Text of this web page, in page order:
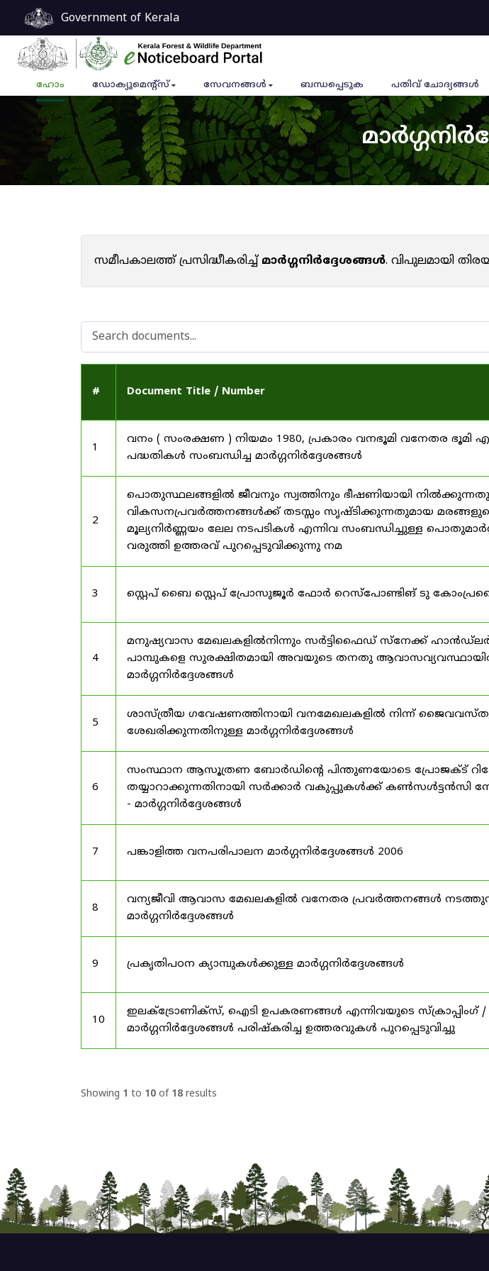
Government of Kerala
ഹോം ഡോക്യുമെൻ്റ്സ് സേവനങ്ങൾ ബന്ധപ്പെടുക പതിവ് ചോദ്യങ്ങൾ
സമീപകാലത്ത് പ്രസിദ്ധീകരിച്ച്മാർഗ്ഗനിർദ്ദേശങ്ങൾ. വിപുലമായി
# Document Title / Number
1
വനം ( സംരക്ഷണ ) നിയമം 1980, പ്രകാരം വനഭൂമി വനേതര ഭൂമി
പദ്ധതികൾ സംബന്ധിച്ച മാർഗ്ഗനിർദ്ദേശങ്ങൾ
2
പൊതുസ്ഥലങ്ങളിൽ ജീവനും സ്വത്തിനും ഭീഷണിയായി
വികസനപ്രവർത്തനങ്ങൾക്ക് തടസ്സം സൃഷ്ടിക്കുന്നതുമായ മരങ്ങളുടെ
മൂല്യനിർണ്ണയം ലേല നടപടികൾ എന്നിവ സംബന്ധിച്ചുള്ള
വരുത്തി ഉത്തരവ് പുറപ്പെടുവിക്കുന്നു നമ
3 സ്റ്റെപ് ബൈ സ്റ്റെപ് പ്രോസുജൂർ ഫോർ റെസ്‌പോണ്ടിങ് ടു
4
മനുഷ്യവാസ മേഖലകളിൽനിന്നും സർട്ടിഫൈഡ് സ്നേക്ക്
പാമ്പുകളെ സുരക്ഷിതമായി അവയുടെ തനതു
മാർഗ്ഗനിർദ്ദേശങ്ങൾ
5
ശാസ്ത്രീയ ഗവേഷണത്തിനായി വനമേഖലകളിൽ നിന്ന്
ശേഖരിക്കുന്നതിനുള്ള മാർഗ്ഗനിർദ്ദേശങ്ങൾ
6
സംസ്ഥാന ആസൂത്രണ ബോർഡിൻ്റെ പിന്തുണയോടെ പ്രോജക്ട്
തയ്യാറാക്കുന്നതിനായി സർക്കാർ വകുപ്പുകൾക്ക് കൺസൾട്ടൻസി
- മാർഗ്ഗനിർദ്ദേശങ്ങൾ
7 പങ്കാളിത്ത വനപരിപാലന മാർഗ്ഗനിർദ്ദേശങ്ങൾ 2006
8
വന്യജീവി ആവാസ മേഖലകളിൽ വനേതര പ്രവർത്തനങ്ങൾ
മാർഗ്ഗനിർദ്ദേശങ്ങൾ
9 പ്രകൃതിപഠന ക്യാമ്പുകൾക്കുള്ള മാർഗ്ഗനിർദ്ദേശങ്ങൾ
10
ഇലക്‌ട്രോണിക്‌സ്, ഐടി ഉപകരണങ്ങൾ എന്നിവയുടെ
മാർഗ്ഗനിർദ്ദേശങ്ങൾ പരിഷ്‌കരിച്ച ഉത്തരവുകൾ പുറപ്പെടുവിച്ചു
Showing 1 to 10 of 18 results